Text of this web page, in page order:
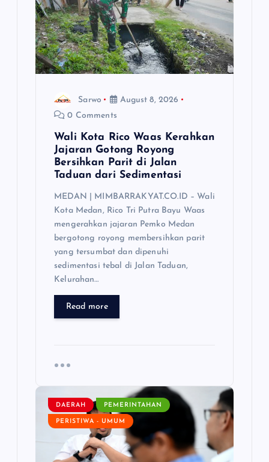
Sarwo
August 8, 2026
0 Comments
Wali Kota Rico Waas Kerahkan
Jajaran Gotong Royong
Bersihkan Parit di Jalan
Taduan dari Sedimentasi
MEDAN | MIMBARRAKYAT.CO.ID – Wali
Kota Medan, Rico Tri Putra Bayu Waas
mengerahkan jajaran Pemko Medan
bergotong royong membersihkan parit
yang tersumbat dan dipenuhi
sedimentasi tebal di Jalan Taduan,
Kelurahan…
Read more
DAERAH PEMERINTAHAN
PERISTIWA - UMUM